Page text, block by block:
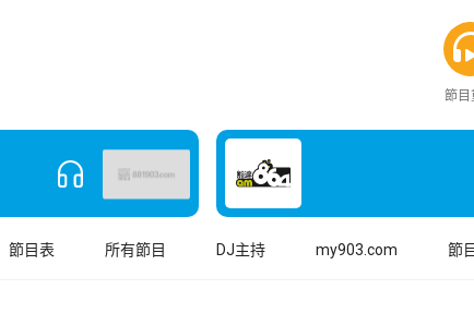
節目
節目表 所有節目 DJ主持 my903.com 節